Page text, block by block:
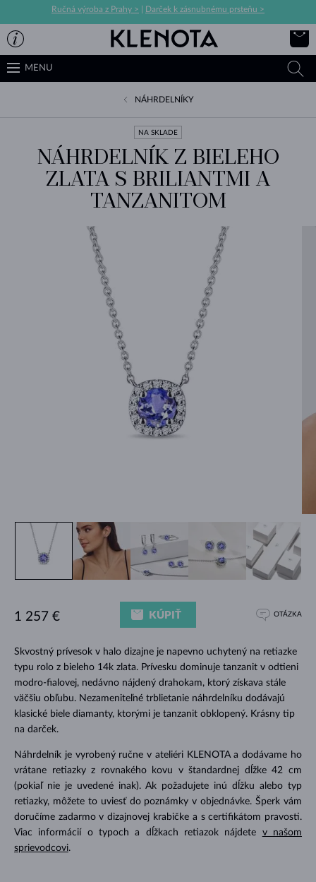
Ručná výroba z Prahy > Darček k zásnubnému prsteňu >
MENU
NÁHRDELNÍKY
NA SKLADE
NÁHRDELNÍK Z BIELEHO
ZLATA S BRILIANTMI A
TANZANITOM
Skvostný prívesok v halo dizajne je napevno uchytený na retiazke
typu rolo z bieleho 14k zlata. Prívesku dominuje tanzanit v odtieni
modro-fialovej, nedávno nájdený drahokam, ktorý získava stále
väčšiu obľubu. Nezameniteľné trblietanie náhrdelníku dodávajú
klasické biele diamanty, ktorými je tanzanit obklopený. Krásny tip
na darček.
Náhrdelník je vyrobený ručne v ateliéri KLENOTA a dodávame ho
vrátane retiazky z rovnakého kovu v štandardnej dĺžke 42 cm
(pokiaľ nie je uvedené inak). Ak požadujete inú dĺžku alebo typ
retiazky, môžete to uviesť do poznámky v objednávke. Šperk vám
doručíme zadarmo v dizajnovej krabičke a s certifikátom pravosti.
Viac informácií o typoch a dĺžkach retiazok nájdete v našom
sprievodcovi.
1 257 € KÚPIŤ OTÁZKA